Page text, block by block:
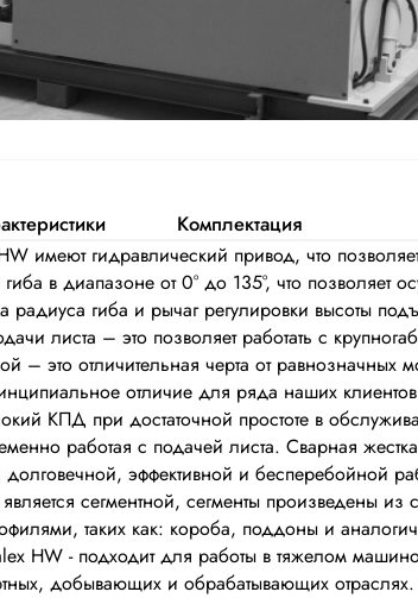
Комплектация
имеют гидравлический привод, что
в диапазоне от 0° до 135°, что позволяет
радиуса гиба и рычаг регулировки высоты
листа – это позволяет работать с
– это отличительная черта от
отличие для ряда наших
КПД при достаточной простоте в
работая с подачей листа. Сварная
эффективной и бесперебойной
сегментной, сегменты произведены из
таких как: короба, поддоны и
HW - подходит для работы в тяжелом
добывающих и обрабатывающих отраслях.